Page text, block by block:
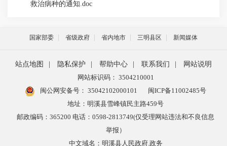
救治病种的通知.doc
国家部委 省级政府 省内地市 三明县区 新闻媒体
站点地图 隐私保护 帮助中心 联系我们
网站说明
网站标识码： 3504210001
闽公网安备号： 35042102000101
闽ICP备11002485号
地址：明溪县雪峰镇民主路459号
邮政编码：365200 电话：0598-2813749(仅受理网站违法和不良信息
举报）
中文域名：明溪县人民政府.政务